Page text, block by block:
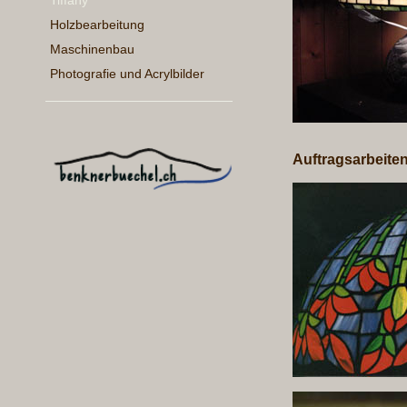
Holzbearbeitung
Maschinenbau
Photografie und Acrylbilder